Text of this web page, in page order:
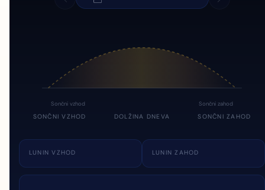
Sončni vzhod Sončni zahod
SONČNI VZHOD DOLŽINA DNEVA SONČNI ZAHOD
LUNIN VZHOD LUNIN ZAHOD